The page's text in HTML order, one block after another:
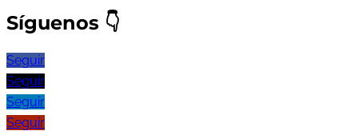
Síguenos 👇
Seguir
Seguir
Seguir
Seguir